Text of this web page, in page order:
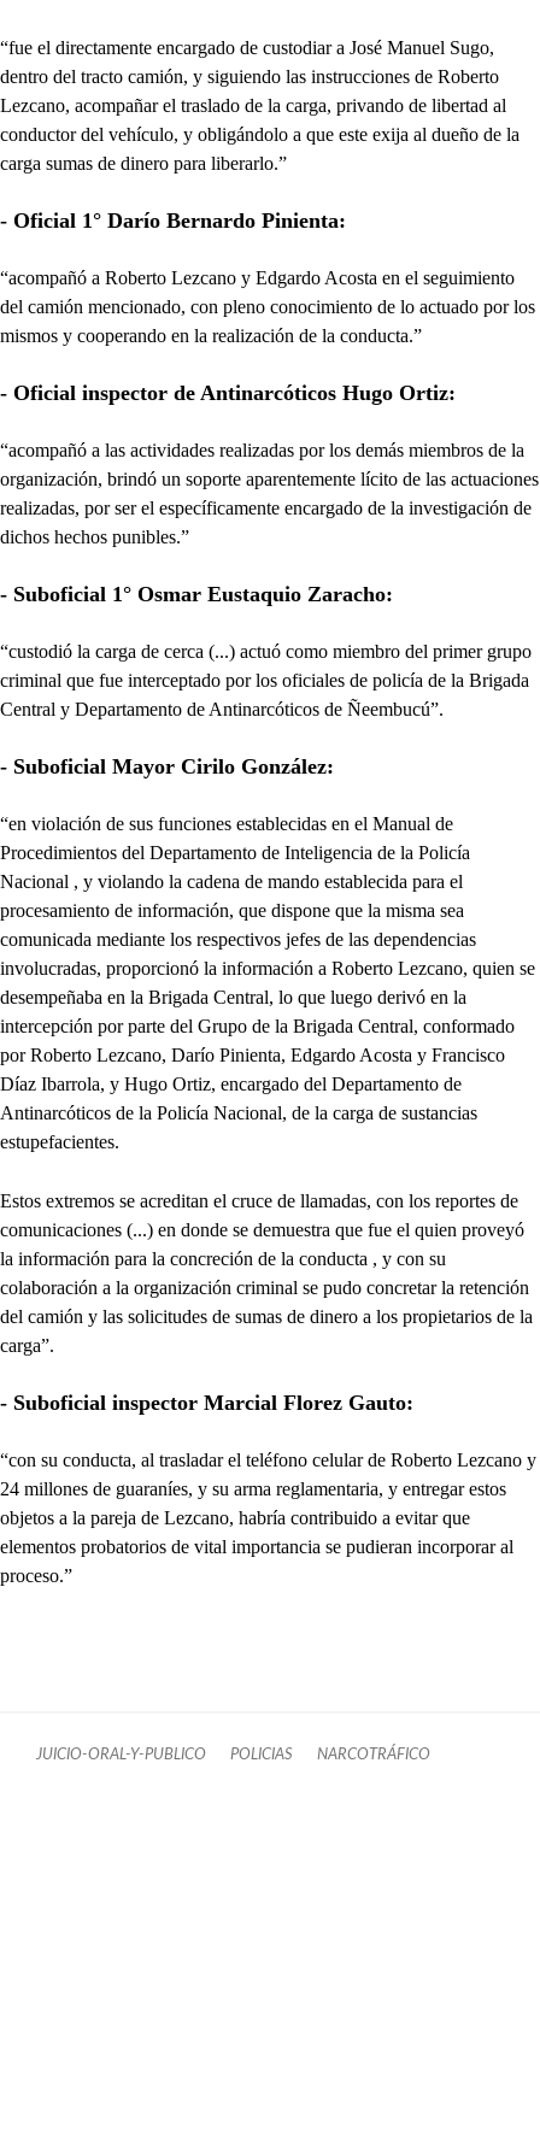
“fue el directamente encargado de custodiar a José Manuel Sugo,
dentro del tracto camión, y siguiendo las instrucciones de Roberto
Lezcano, acompañar el traslado de la carga, privando de libertad al
conductor del vehículo, y obligándolo a que este exija al dueño de la
carga sumas de dinero para liberarlo.”
- Oficial 1° Darío Bernardo Pinienta:
“acompañó a Roberto Lezcano y Edgardo Acosta en el seguimiento
del camión mencionado, con pleno conocimiento de lo actuado por los
mismos y cooperando en la realización de la conducta.”
- Oficial inspector de Antinarcóticos Hugo Ortiz:
“acompañó a las actividades realizadas por los demás miembros de la
organización, brindó un soporte aparentemente lícito de las actuaciones
realizadas, por ser el específicamente encargado de la investigación de
dichos hechos punibles.”
- Suboficial 1° Osmar Eustaquio Zaracho:
“custodió la carga de cerca (...) actuó como miembro del primer grupo
criminal que fue interceptado por los oficiales de policía de la Brigada
Central y Departamento de Antinarcóticos de Ñeembucú”.
- Suboficial Mayor Cirilo González:
“en violación de sus funciones establecidas en el Manual de
Procedimientos del Departamento de Inteligencia de la Policía
Nacional , y violando la cadena de mando establecida para el
procesamiento de información, que dispone que la misma sea
comunicada mediante los respectivos jefes de las dependencias
involucradas, proporcionó la información a Roberto Lezcano, quien se
desempeñaba en la Brigada Central, lo que luego derivó en la
intercepción por parte del Grupo de la Brigada Central, conformado
por Roberto Lezcano, Darío Pinienta, Edgardo Acosta y Francisco
Díaz Ibarrola, y Hugo Ortiz, encargado del Departamento de
Antinarcóticos de la Policía Nacional, de la carga de sustancias
estupefacientes.
Estos extremos se acreditan el cruce de llamadas, con los reportes de
comunicaciones (...) en donde se demuestra que fue el quien proveyó
la información para la concreción de la conducta , y con su
colaboración a la organización criminal se pudo concretar la retención
del camión y las solicitudes de sumas de dinero a los propietarios de la
carga”.
- Suboficial inspector Marcial Florez Gauto:
“con su conducta, al trasladar el teléfono celular de Roberto Lezcano y
24 millones de guaraníes, y su arma reglamentaria, y entregar estos
objetos a la pareja de Lezcano, habría contribuido a evitar que
elementos probatorios de vital importancia se pudieran incorporar al
proceso.”
JUICIO-ORAL-Y-PUBLICO POLICIAS NARCOTRÁFICO